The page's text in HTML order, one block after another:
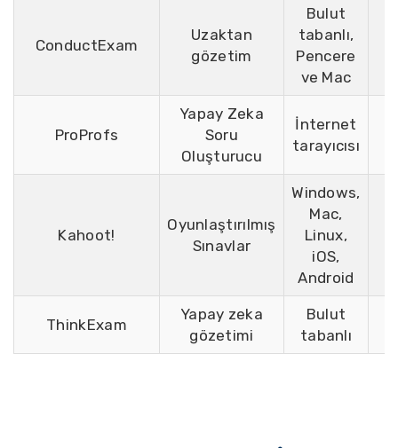
ConductExam
Uzaktan
gözetim
Bulut
tabanlı,
Pencere
ve Mac
ProProfs
Yapay Zeka
Soru
Oluşturucu
İnternet
tarayıcısı
Kahoot!
Oyunlaştırılmış
Sınavlar
Windows,
Mac,
Linux,
iOS,
Android
ThinkExam
Yapay zeka
gözetimi
Bulut
tabanlı